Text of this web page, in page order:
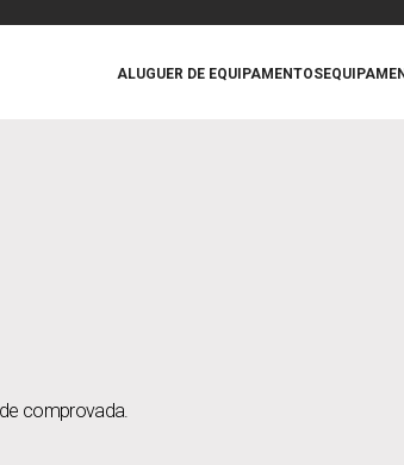
ALUGUER DE EQUIPAMENTOS
comprovada.